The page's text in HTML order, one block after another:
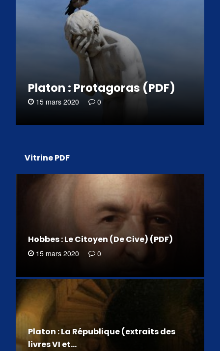
Platon : Protagoras (PDF)
15 mars 2020 0
Vitrine PDF
Hobbes : Le Citoyen (De Cive) (PDF)
15 mars 2020 0
Platon : La République (extraits des
livres VI et…